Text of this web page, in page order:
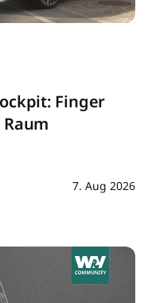
Finger
7. Aug 2026